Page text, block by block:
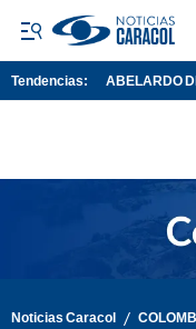
Tendencias: ABELARDO
Noticias Caracol /